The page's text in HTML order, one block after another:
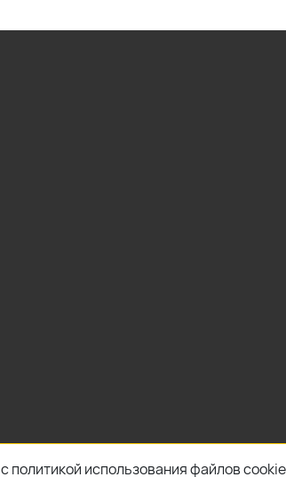
использования файлов